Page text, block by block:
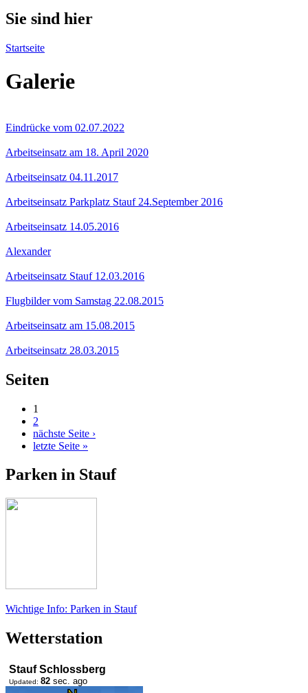
Sie sind hier
Startseite
Galerie
Eindrücke vom 02.07.2022
Arbeitseinsatz am 18. April 2020
Arbeitseinsatz 04.11.2017
Arbeitseinsatz Parkplatz Stauf 24.September 2016
Arbeitseinsatz 14.05.2016
Alexander
Arbeitseinsatz Stauf 12.03.2016
Flugbilder vom Samstag 22.08.2015
Arbeitseinsatz am 15.08.2015
Arbeitseinsatz 28.03.2015
Seiten
1
2
nächste Seite ›
letzte Seite »
Parken in Stauf
Wichtige Info: Parken in Stauf
Wetterstation